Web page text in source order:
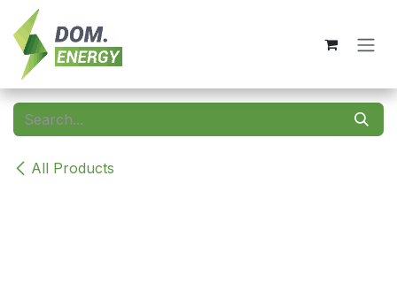
Skip to Content
All Products